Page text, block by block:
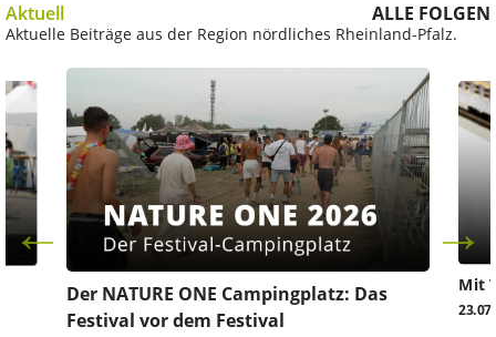
Aktuell ALLE FOLGEN
Aktuelle Beiträge aus der Region nördliches Rheinland-Pfalz.
Der NATURE ONE Campingplatz: Das
Festival vor dem Festival
Mit